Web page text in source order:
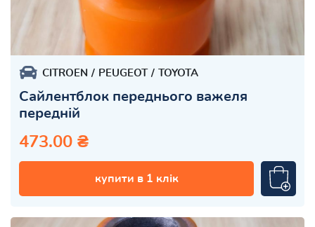
CITROEN PEUGEOT TOYOTA
Сайлентблок переднього важеля
передній
473.00 ₴
купити в 1 клік